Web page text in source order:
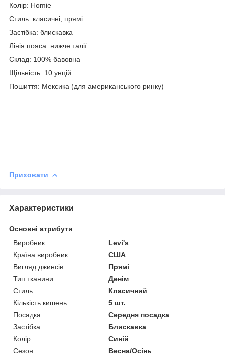
Колір: Homie
Стиль: класичні, прямі
Застібка: блискавка
Лінія пояса: нижче талії
Склад: 100% бавовна
Щільність: 10 унцій
Пошиття: Мексика (для американського ринку)
Приховати
Характеристики
Основні атрибути
Виробник
Levi's
Країна виробник
США
Вигляд джинсів
Прямі
Тип тканини
Денім
Стиль
Класичний
Кількість кишень
5 шт.
Посадка
Середня посадка
Застібка
Блискавка
Колір
Синій
Сезон
Весна/Осінь